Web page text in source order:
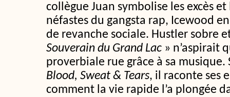
collègue Juan symbolise les excès
néfastes du gangsta rap, Icewood
de revanche sociale. Hustler sobre
Souverain du Grand Lac » n’aspirait
proverbiale rue grâce à sa musique.
Blood, Sweat & Tears, il raconte ses
comment la vie rapide l’a plongée